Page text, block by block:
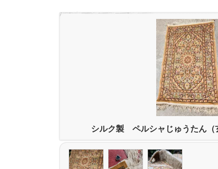
シルク製 ペルシャじゅうたん（